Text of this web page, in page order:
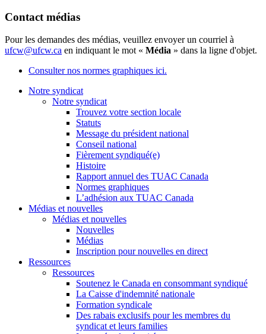
Contact médias
Pour les demandes des médias, veuillez envoyer un courriel à
ufcw@ufcw.ca en indiquant le mot « Média » dans la ligne d'objet.
Consulter nos normes graphiques ici.
Notre syndicat
Notre syndicat
Trouvez votre section locale
Statuts
Message du président national
Conseil national
Fièrement syndiqué(e)
Histoire
Rapport annuel des TUAC Canada
Normes graphiques
L’adhésion aux TUAC Canada
Médias et nouvelles
Médias et nouvelles
Nouvelles
Médias
Inscription pour nouvelles en direct
Ressources
Ressources
Soutenez le Canada en consommant syndiqué
La Caisse d'indemnité nationale
Formation syndicale
Des rabais exclusifs pour les membres du
syndicat et leurs families